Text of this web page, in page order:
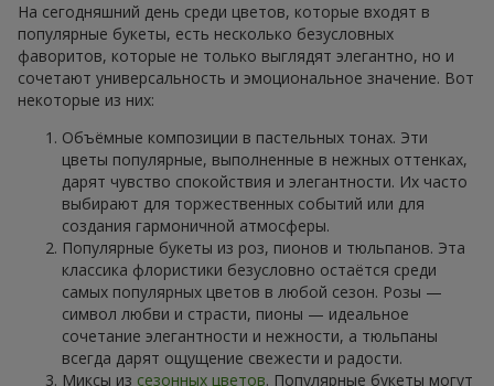
На сегодняшний день среди цветов, которые входят в
популярные букеты, есть несколько безусловных
фаворитов, которые не только выглядят элегантно, но и
сочетают универсальность и эмоциональное значение. Вот
некоторые из них:
Объёмные композиции в пастельных тонах. Эти
цветы популярные, выполненные в нежных оттенках,
дарят чувство спокойствия и элегантности. Их часто
выбирают для торжественных событий или для
создания гармоничной атмосферы.
Популярные букеты из роз, пионов и тюльпанов. Эта
классика флористики безусловно остаётся среди
самых популярных цветов в любой сезон. Розы —
символ любви и страсти, пионы — идеальное
сочетание элегантности и нежности, а тюльпаны
всегда дарят ощущение свежести и радости.
Миксы из сезонных цветов. Популярные букеты могут